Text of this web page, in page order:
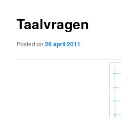
content
Taalvragen
Posted on26 april 2011